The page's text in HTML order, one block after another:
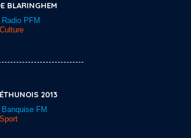
BLARINGHEM
Radio PFM
Culture
2013
Banquise FM
Sport